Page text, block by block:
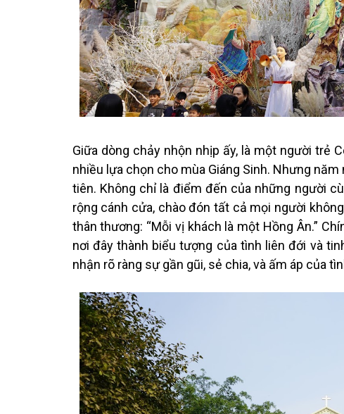
Giữa dòng chảy nhộn nhịp ấy, là một người trẻ
nhiều lựa chọn cho mùa Giáng Sinh. Nhưng
tiên. Không chỉ là điểm đến của những người
rộng cánh cửa, chào đón tất cả mọi người
thân thương: “Mỗi vị khách là một Hồng Ân.”
nơi đây thành biểu tượng của tình liên đới và
nhận rõ ràng sự gần gũi, sẻ chia, và ấm áp của